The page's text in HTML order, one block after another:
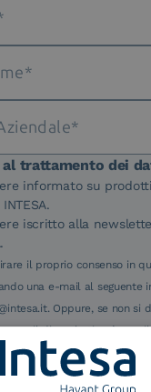
nostre
Trust
eIDAS
al trattamento dei
informato su
iscritto alla
il proprio consenso in
una e-mail al seguente
Oppure, se non si
e-mail di marketing, è
facendo clic sul relativo
in qualsiasi e-